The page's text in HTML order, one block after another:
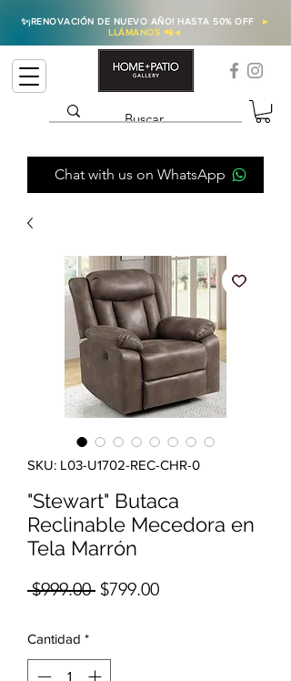
✨¡RENOVACIÓN DE NUEVO AÑO! HASTA 50% OFF
►
LLÁMANOS 📲◄
Chat with us on WhatsApp
SKU: L03-U1702-REC-CHR-0
"Stewart" Butaca
Reclinable Mecedora en
Tela Marrón
$999.00 Precio
$799.00Precio de oferta
Cantidad *